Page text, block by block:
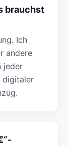
brauchst
Ich
andere
jeder
digitaler